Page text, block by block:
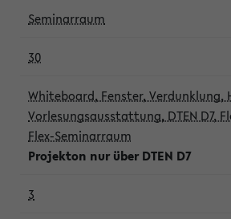
Seminarraum
30
Whiteboard, Fenster, Verdunklung,
Vorlesungsausstattung, DTEN D7,
Flex-Seminarraum
Projekton nur über DTEN D7
3